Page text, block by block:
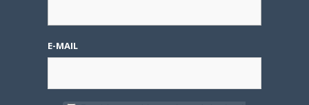
10 OCTOBRE 2018
As Miss Beelzebub
E-MAIL